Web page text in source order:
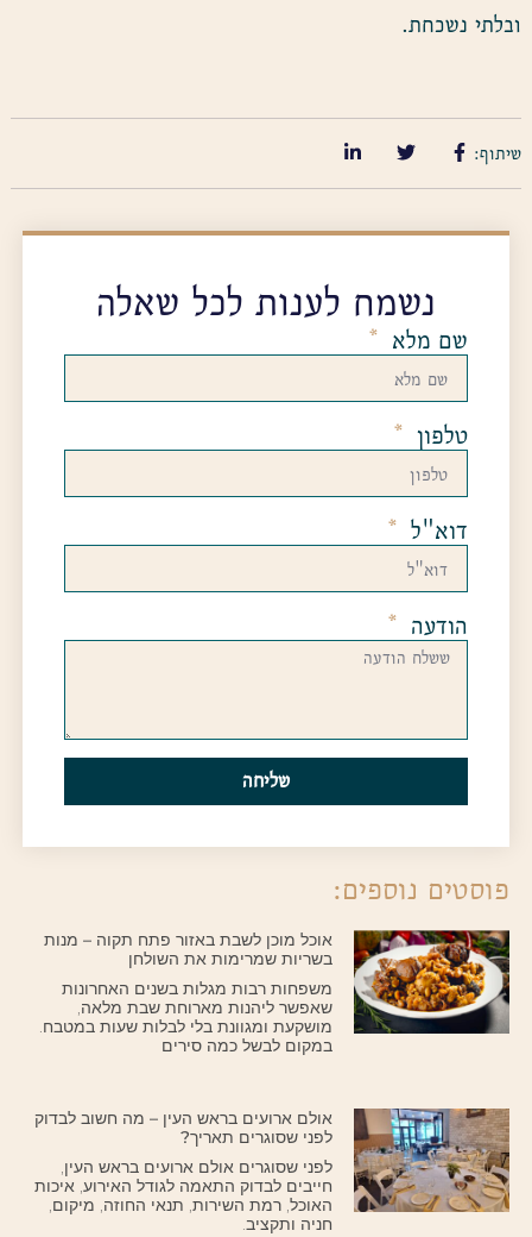
ובלתי נשכחת.
שיתוף:
נשמח לענות לכל שאלה
שם מלא
טלפון
דוא"ל
הודעה
שליחה
פוסטים נוספים:
אוכל מוכן לשבת באזור פתח תקוה – מנות
בשריות שמרימות את השולחן
משפחות רבות מגלות בשנים האחרונות
שאפשר ליהנות מארוחת שבת מלאה,
מושקעת ומגוונת בלי לבלות שעות במטבח.
במקום לבשל כמה סירים
אולם ארועים בראש העין – מה חשוב לבדוק
לפני שסוגרים תאריך?
לפני שסוגרים אולם ארועים בראש העין,
חייבים לבדוק התאמה לגודל האירוע, איכות
האוכל, רמת השירות, תנאי החוזה, מיקום,
חניה ותקציב.